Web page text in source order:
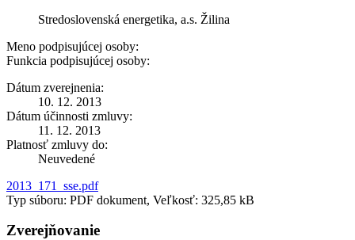
Stredoslovenská energetika, a.s. Žilina
Meno podpisujúcej osoby:
Funkcia podpisujúcej osoby:
Dátum zverejnenia:
10. 12. 2013
Dátum účinnosti zmluvy:
11. 12. 2013
Platnosť zmluvy do:
Neuvedené
2013_171_sse.pdf
Typ súboru: PDF dokument, Veľkosť: 325,85 kB
Zverejňovanie